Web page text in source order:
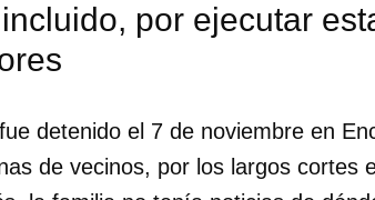
por ejecutar
detenido el 7 de noviembre en
de vecinos, por los largos cortes